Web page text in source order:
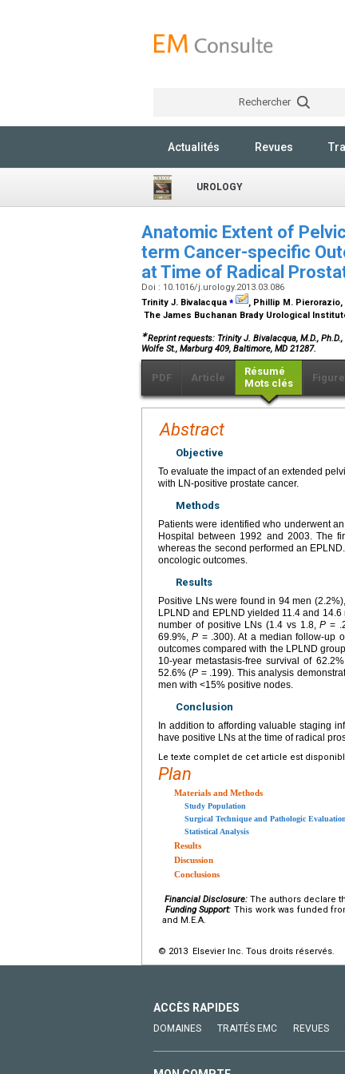
Rechercher
Actualités Revues
UROLOGY
Anatomic Extent of
term Cancer-specific
at Time of Radical
Doi : 10.1016/j.urology.2013.03.086
Trinity J. Bivalacqua ⁎
, Phillip M. Pierorazio,
The James Buchanan Brady Urological
∗Reprint requests: Trinity J. Bivalacqua, M.D.,
Wolfe St., Marburg 409, Baltimore, MD 21287.
PDF Article
Résumé
Mots clés
Abstract
Objective
To evaluate the impact of an extended
with LN-positive prostate cancer.
Methods
Patients were identified who underwent
Hospital between 1992 and 2003. The
whereas the second performed an
oncologic outcomes.
Results
Positive LNs were found in 94 men
LPLND and EPLND yielded 11.4 and
number of positive LNs (1.4 vs 1.8,P =
69.9%,P = .300). At a median follow-up
outcomes compared with the LPLND
10-year metastasis-free survival of
52.6% (P = .199). This analysis
men with <15% positive nodes.
Conclusion
In addition to affording valuable staging
have positive LNs at the time of radical
Le texte complet de cet article est
Plan
Materials and Methods
Study Population
Surgical Technique and Pathologic
Statistical Analysis
Results
Discussion
Conclusions
Financial Disclosure: The authors declare
Funding Support: This work was funded
and M.E.A.
© 2013 Elsevier Inc. Tous droits réservés.
ACCÈS RAPIDES
DOMAINES TRAITÉS EMC REVUES